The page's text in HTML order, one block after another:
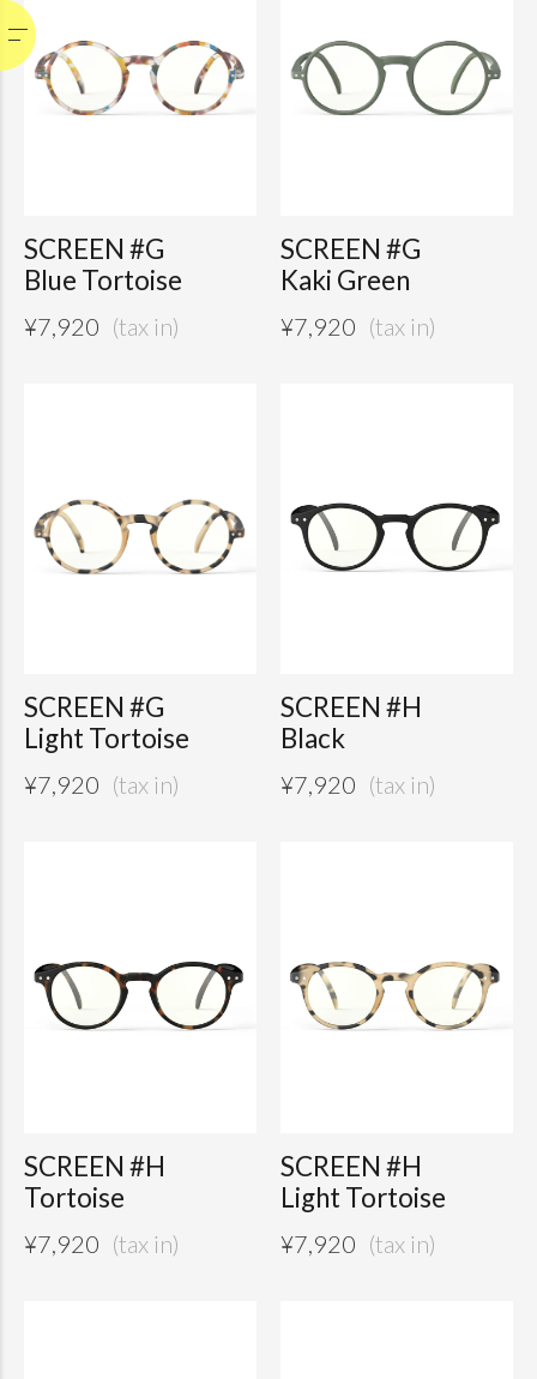
SCREEN #G
Blue Tortoise
¥7,920
SCREEN #G
Kaki Green
¥7,920
SCREEN #G
Light Tortoise
¥7,920
SCREEN #H
Black
¥7,920
SCREEN #H
Tortoise
¥7,920
SCREEN #H
Light Tortoise
¥7,920